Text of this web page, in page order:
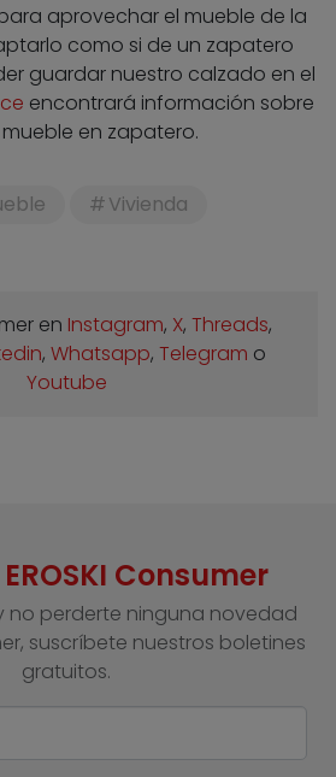
aprovechar el mueble de la
como si de un zapatero
guardar nuestro calzado en el
encontrará información sobre
en zapatero.
Vivienda
en Instagram, X, Threads,
, Whatsapp, Telegram o
Youtube
Consumer
no perderte ninguna novedad
suscríbete nuestros boletines
gratuitos.